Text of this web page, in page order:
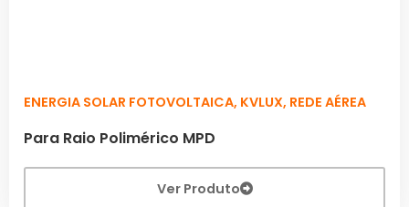
ENERGIA SOLAR FOTOVOLTAICA, KVLUX, REDE AÉREA
Para Raio Polimérico MPD
Ver Produto